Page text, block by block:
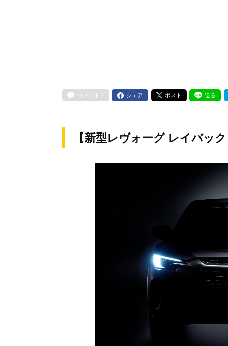
コメント 1 シェア ポスト 送る
【新型レヴォーグ レイバッ